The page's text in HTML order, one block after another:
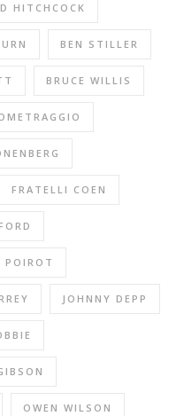
HITCHCOCK
BEN STILLER
BRUCE WILLIS
FRATELLI COEN
POIROT
JOHNNY DEPP
OWEN WILSON